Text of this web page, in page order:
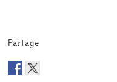
Partage